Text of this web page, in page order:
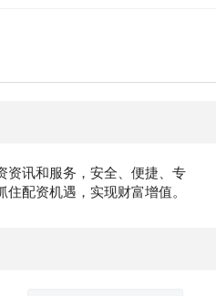
资讯和服务，安全、便捷、专
配资机遇，实现财富增值。